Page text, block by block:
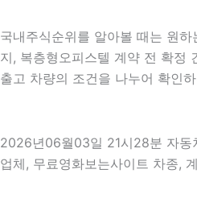
국내주식순위를 알아볼 때는 원
지, 복층형오피스텔 계약 전 확정
출고 차량의 조건을 나누어 확인
2026년06월03일 21시28분 자동
업체, 무료영화보는사이트 차종,